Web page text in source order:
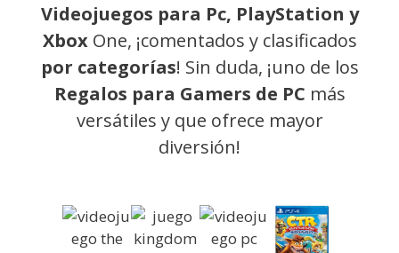
Videojuegos para Pc, PlayStation y
XboxOne, ¡comentados y clasificados
por categorías! Sin duda, ¡uno de los
Regalos para Gamers de PC más
versátiles y que ofrece mayor
diversión!